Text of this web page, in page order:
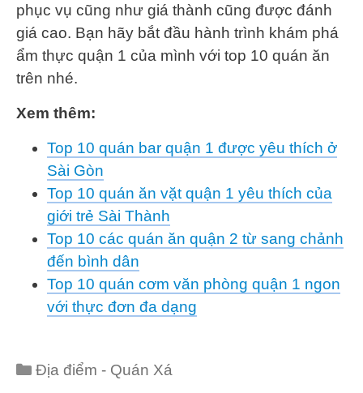
phục vụ cũng như giá thành cũng được đánh
giá cao. Bạn hãy bắt đầu hành trình khám phá
ẩm thực quận 1 của mình với top 10 quán ăn
trên nhé.
Xem thêm:
Top 10 quán bar quận 1 được yêu thích ở
Sài Gòn
Top 10 quán ăn vặt quận 1 yêu thích của
giới trẻ Sài Thành
Top 10 các quán ăn quận 2 từ sang chảnh
đến bình dân
Top 10 quán cơm văn phòng quận 1 ngon
với thực đơn đa dạng
Categories
Địa điểm - Quán Xá